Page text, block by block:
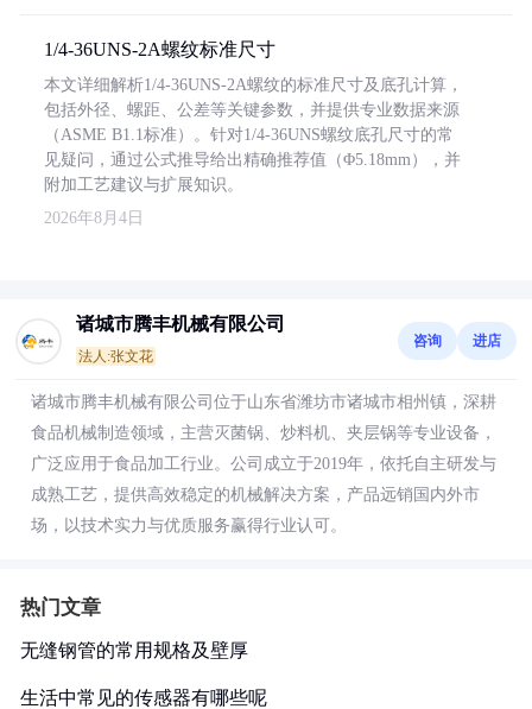
1/4-36UNS-2A螺纹标准尺寸
本文详细解析1/4-36UNS-2A螺纹的标准尺寸及底孔计算，
包括外径、螺距、公差等关键参数，并提供专业数据来源
（ASME B1.1标准）。针对1/4-36UNS螺纹底孔尺寸的常
见疑问，通过公式推导给出精确推荐值（Φ5.18mm），并
附加工艺建议与扩展知识。
2026年8月4日
诸城市腾丰机械有限公司
法人:张文花
咨询 进店
诸城市腾丰机械有限公司位于山东省潍坊市诸城市相州镇，深耕
食品机械制造领域，主营灭菌锅、炒料机、夹层锅等专业设备，
广泛应用于食品加工行业。公司成立于2019年，依托自主研发与
成熟工艺，提供高效稳定的机械解决方案，产品远销国内外市
场，以技术实力与优质服务赢得行业认可。
热门文章
无缝钢管的常用规格及壁厚
生活中常见的传感器有哪些呢